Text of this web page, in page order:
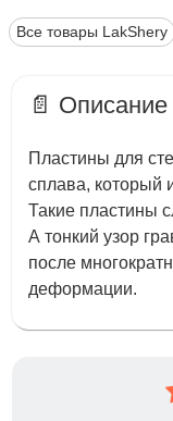
Все товары LakShery
📄 Описание
Пластины для
сплава, который
Такие пластины
А тонкий узор
после
деформации.